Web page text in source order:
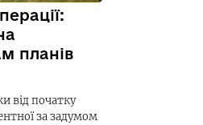
планів
від початку
за задумом